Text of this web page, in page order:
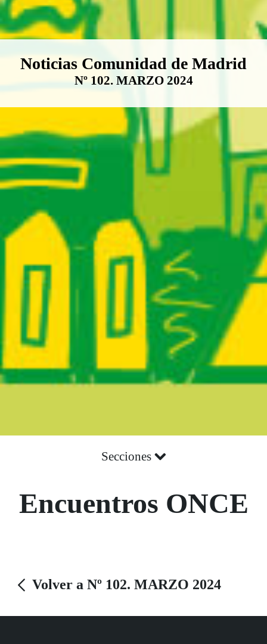
Boletín Noticias Comunidad de
Noticias Comunidad de Madrid
Nº 102. MARZO 2024
Secciones
Encuentros ONCE
Volver a Nº 102. MARZO 2024